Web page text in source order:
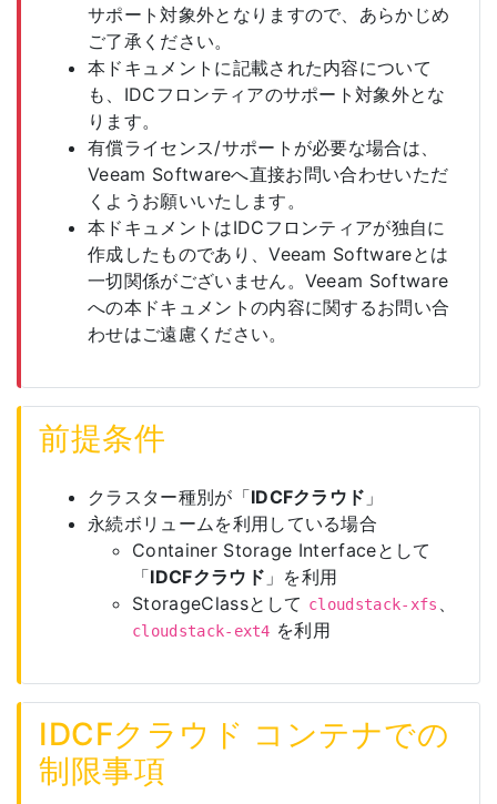
サポート対象外となりますので、あらかじめ
ご了承ください。
本ドキュメントに記載された内容について
も、IDCフロンティアのサポート対象外とな
ります。
有償ライセンス/サポートが必要な場合は、
Veeam Softwareへ直接お問い合わせいただ
くようお願いいたします。
本ドキュメントはIDCフロンティアが独自に
作成したものであり、Veeam Softwareとは
一切関係がございません。Veeam Software
への本ドキュメントの内容に関するお問い合
わせはご遠慮ください。
前提条件
クラスター種別が「IDCFクラウド 」
永続ボリュームを利用している場合
Container Storage Interfaceとして
「IDCFクラウド 」を利用
StorageClassとして cloudstack-xfs 、
cloudstack-ext4 を利用
IDCFクラウド コンテナでの
制限事項